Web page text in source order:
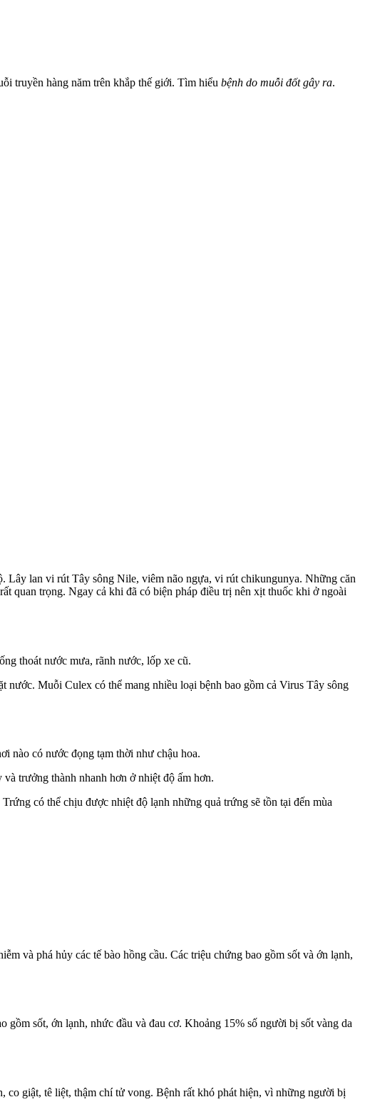
truyền hàng năm trên khắp thế giới. Tìm hiểu bệnh do muỗi đốt gây ra.
Lây lan vi rút Tây sông Nile, viêm não ngựa, vi rút chikungunya. Những căn
quan trọng. Ngay cả khi đã có biện pháp điều trị nên xịt thuốc khi ở ngoài
thoát nước mưa, rãnh nước, lốp xe cũ.
Muỗi Culex có thể mang nhiều loại bệnh bao gồm cả Virus Tây sông
nào có nước đọng tạm thời như chậu hoa.
trưởng thành nhanh hơn ở nhiệt độ ấm hơn.
có thể chịu được nhiệt độ lạnh những quả trứng sẽ tồn tại đến mùa
và phá hủy các tế bào hồng cầu. Các triệu chứng bao gồm sốt và ớn lạnh,
gồm sốt, ớn lạnh, nhức đầu và đau cơ. Khoảng 15% số người bị sốt vàng da
co giật, tê liệt, thậm chí tử vong. Bệnh rất khó phát hiện, vì những người bị